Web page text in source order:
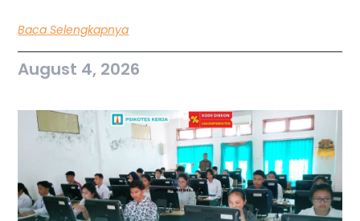
Baca Selengkapnya
August 4, 2026